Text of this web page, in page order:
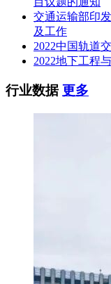
交通运输部印
及工作
2022中国轨道
2022地下工程
行业数据更多